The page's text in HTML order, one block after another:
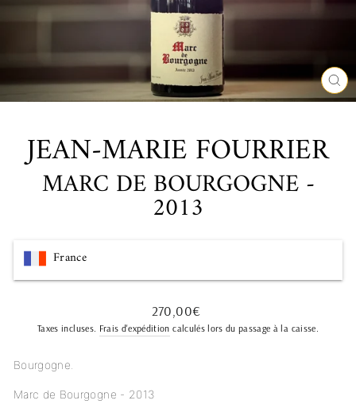
JEAN-MARIE FOURRIER
MARC DE BOURGOGNE -
2013
France
Prix
régulier
270,00€
Taxes incluses. Frais d'expédition calculés lors du passage à la caisse.
Bourgogne.
Marc de Bourgogne - 2013